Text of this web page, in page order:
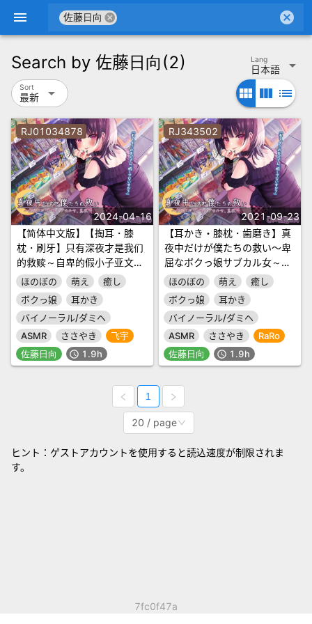
menu 佐藤日向 cancel cancel
Search by 佐藤日向(2) 日本語
Lang arrow_drop_down
最新
Sort arrow_drop_down view_module view_column list
RJ01034878
2024-04-16
【简体中文版】【掏耳・膝
枕・刷牙】只有深夜才是我们
的救赎～自卑的假小子亚文化
女孩～【CV.佐藤日向】
ほのぼの 萌え
癒し
ボクっ娘
耳かき
バイノーラル/ダミヘ
ASMR
ささやき
飞宇
佐藤日向
schedule 1.9h
RJ343502
2021-09-23
【耳かき・膝枕・歯磨き】真
夜中だけが僕たちの救い～卑
屈なボクっ娘サブカル女～
【CV.佐藤日向】
ほのぼの 萌え
癒し
ボクっ娘
耳かき
バイノーラル/ダミヘ
ASMR
ささやき
RaRo
佐藤日向
schedule 1.9h
1
20 / page
ヒント：ゲストアカウントを使用すると読込速度が制限されま
す。
7fc0f47a